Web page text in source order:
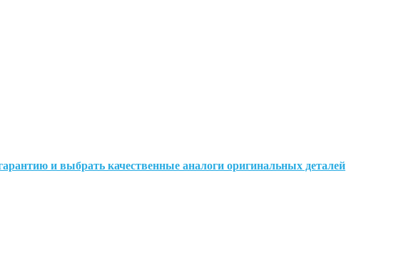
и выбрать качественные аналоги оригинальных деталей